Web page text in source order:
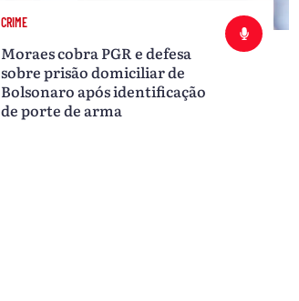
CRIME
Moraes cobra PGR e defesa
sobre prisão domiciliar de
Bolsonaro após identificação
de porte de arma